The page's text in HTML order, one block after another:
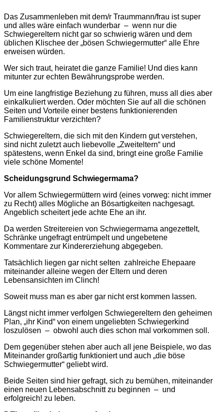
Das Zusammenleben mit dem/r Traummann/frau ist super
und alles wäre einfach wunderbar – wenn nur die
Schwiegereltern nicht gar so schwierig wären und dem
üblichen Klischee der „bösen Schwiegermutter“ alle Ehre
erweisen würden.
Wer sich traut, heiratet die ganze Familie! Und dies kann
mitunter zur echten Bewährungsprobe werden.
Um eine langfristige Beziehung zu führen, muss all dies aber
einkalkuliert werden. Oder möchten Sie auf all die schönen
Seiten und Vorteile einer bestens funktionierenden
Familienstruktur verzichten?
Schwiegereltern, die sich mit den Kindern gut verstehen,
sind nicht zuletzt auch liebevolle „Zweiteltern“ und
spätestens, wenn Enkel da sind, bringt eine große Familie
viele schöne Momente!
Scheidungsgrund Schwiegermama?
Vor allem Schwiegermüttern wird (eines vorweg: nicht immer
zu Recht) alles Mögliche an Bösartigkeiten nachgesagt.
Angeblich scheitert jede achte Ehe an ihr.
Da werden Streitereien von Schwiegermama angezettelt,
Schränke ungefragt entrümpelt und ungebetene
Kommentare zur Kindererziehung abgegeben.
Tatsächlich liegen gar nicht selten zahlreiche Ehepaare
miteinander alleine wegen der Eltern und deren
Lebensansichten im Clinch!
Soweit muss man es aber gar nicht erst kommen lassen.
Längst nicht immer verfolgen Schwiegereltern den geheimen
Plan, „ihr Kind“ von einem ungeliebten Schwiegerkind
loszulösen – obwohl auch dies schon mal vorkommen soll.
Dem gegenüber stehen aber auch all jene Beispiele, wo das
Miteinander großartig funktioniert und auch „die böse
Schwiegermutter“ geliebt wird.
Beide Seiten sind hier gefragt, sich zu bemühen, miteinander
einen neuen Lebensabschnitt zu beginnen – und
erfolgreich! zu leben.